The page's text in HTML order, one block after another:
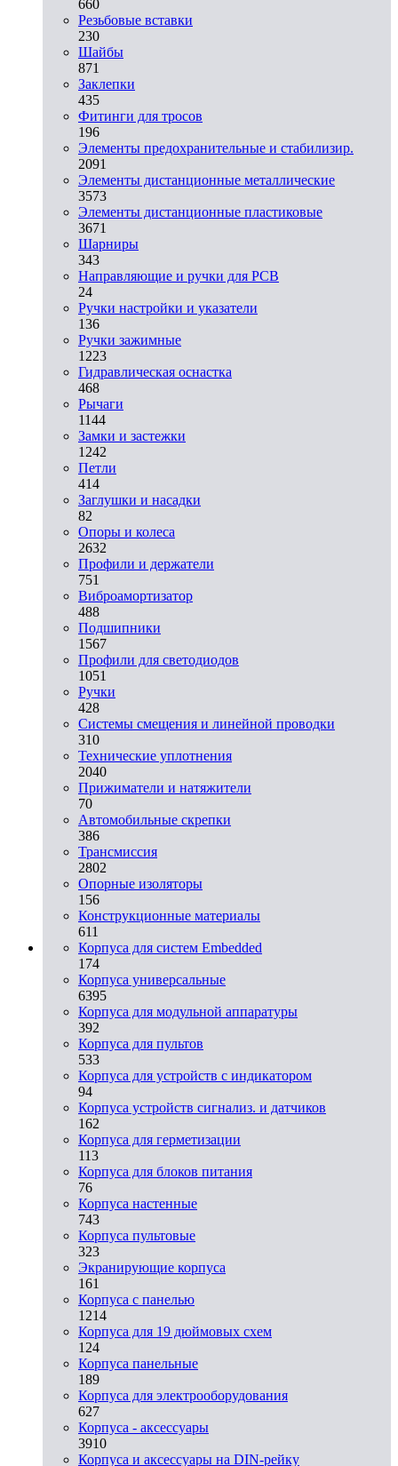
660
Резьбовые вставки
230
Шайбы
871
Заклепки
435
Фитинги для тросов
196
Элементы предохранительные и стабилизир.
2091
Элементы дистанционные металлические
3573
Элементы дистанционные пластиковые
3671
Шарниры
343
Направляющие и ручки для PCB
24
Ручки настройки и указатели
136
Ручки зажимные
1223
Гидравлическая оснастка
468
Рычаги
1144
Замки и застежки
1242
Петли
414
Заглушки и насадки
82
Опоры и колеса
2632
Профили и держатели
751
Виброамортизатор
488
Подшипники
1567
Профили для светодиодов
1051
Ручки
428
Системы смещения и линейной проводки
310
Технические уплотнения
2040
Прижиматели и натяжители
70
Автомобильные скрепки
386
Трансмиссия
2802
Опорные изоляторы
156
Конструкционные материалы
611
Корпуса для систем Embedded
174
Корпуса универсальные
6395
Корпуса для модульной аппаратуры
392
Корпуса для пультов
533
Корпуса для устройств с индикатором
94
Корпуса устройств сигнализ. и датчиков
162
Корпуса для герметизации
113
Корпуса для блоков питания
76
Корпуса настенные
743
Корпуса пультовые
323
Экранирующие корпуса
161
Корпуса с панелью
1214
Корпуса для 19 дюймовых схем
124
Корпуса панельные
189
Корпуса для электрооборудования
627
Корпуса - аксессуары
3910
Корпуса и аксессуары на DIN-рейку